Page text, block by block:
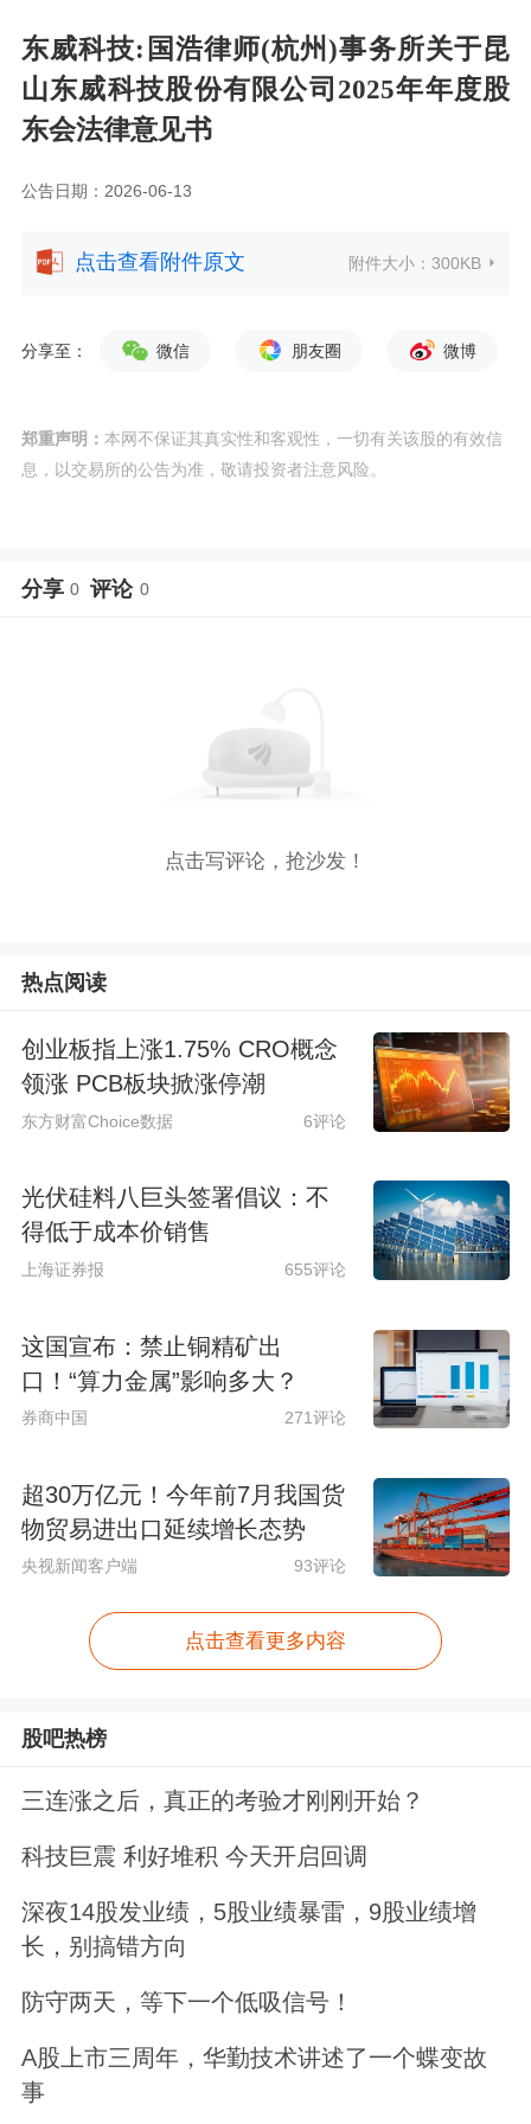
东威科技:国浩律师(杭州)事务所关于昆
山东威科技股份有限公司2025年年度股
东会法律意见书
公告日期：2026-06-13
点击查看附件原文 附件大小： 300KB
分享至： 微信 朋友圈 微博
郑重声明： 本网不保证其真实性和客观性，一切有关该股的有效信
息，以交易所的公告为准，敬请投资者注意风险。
分享 0 评论 0
点击写评论，抢沙发！
热点阅读
创业板指上涨1.75% CRO概念
领涨 PCB板块掀涨停潮
东方财富Choice数据 6评论
光伏硅料八巨头签署倡议：不
得低于成本价销售
上海证券报 655评论
这国宣布：禁止铜精矿出
口！“算力金属”影响多大？
券商中国 271评论
超30万亿元！今年前7月我国货
物贸易进出口延续增长态势
央视新闻客户端 93评论
点击查看更多内容
股吧热榜
三连涨之后，真正的考验才刚刚开始？
科技巨震 利好堆积 今天开启回调
深夜14股发业绩，5股业绩暴雷，9股业绩增
长，别搞错方向
防守两天，等下一个低吸信号！
A股上市三周年，华勤技术讲述了一个蝶变故
事